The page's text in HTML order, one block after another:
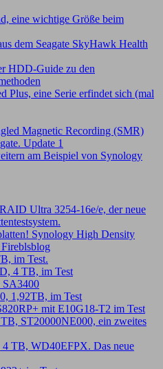
eine wichtige Größe beim
dem Seagate SkyHawk Health
HDD-Guide zu den
Plus, eine Serie erfindet sich (mal
Magnetic Recording (SMR)
Update 1
am Beispiel von Synology
Ultra 3254-16e/e, der neue
Synology High Density
im Test.
4 TB, im Test
SA3400
1,92TB, im Test
mit E10G18-T2 im Test
ST20000NE000, ein zweites
4 TB, WD40EFPX. Das neue